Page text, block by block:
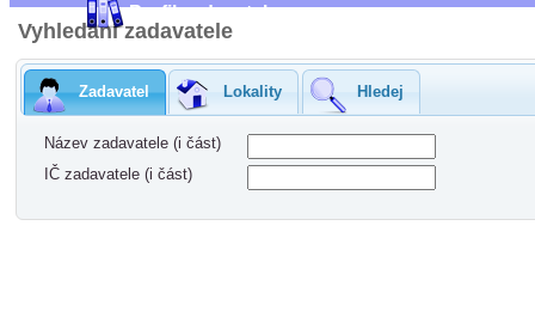
Profil zadavatele
Vyhledání zadavatele
Zadavatel Lokality Hledej
Název zadavatele (i část)
IČ zadavatele (i část)